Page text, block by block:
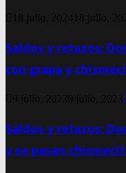
18 julio, 2024 18 julio,
Saldos y retazos:
con grapa y
9 julio, 20239 julio, 2023
Saldos y retazos:
y se pasan